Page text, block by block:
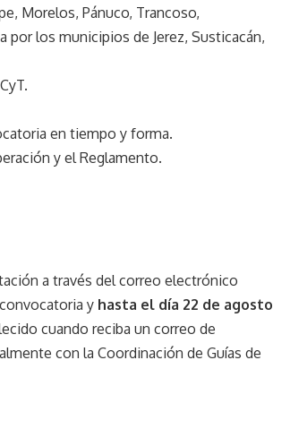
Morelos, Pánuco, Trancoso,
por los municipios de Jerez, Susticacán,
en tiempo y forma.
y el Reglamento.
a través del correo electrónico
y hasta el día 22 de agosto
cuando reciba un correo de
con la Coordinación de Guías de